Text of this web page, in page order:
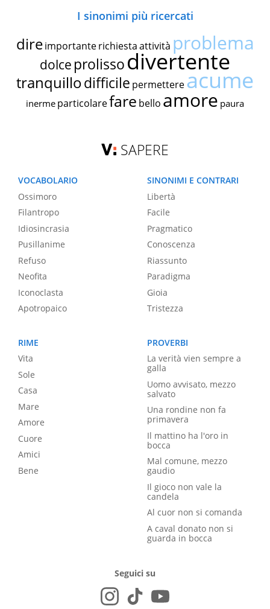
I sinonimi più ricercati
dire importante richiestaattività problema
dolce prolissodivertente
tranquillodifficile permettereacume
inerme particolarefare bello amore paura
SAPERE
VOCABOLARIO
Ossimoro
Filantropo
Idiosincrasia
Pusillanime
Refuso
Neofita
Iconoclasta
Apotropaico
SINONIMI E CONTRARI
Libertà
Facile
Pragmatico
Conoscenza
Riassunto
Paradigma
Gioia
Tristezza
RIME
Vita
Sole
Casa
Mare
Amore
Cuore
Amici
Bene
PROVERBI
La verità vien sempre a
galla
Uomo avvisato, mezzo
salvato
Una rondine non fa
primavera
Il mattino ha l'oro in
bocca
Mal comune, mezzo
gaudio
Il gioco non vale la
candela
Al cuor non si comanda
A caval donato non si
guarda in bocca
Seguici su